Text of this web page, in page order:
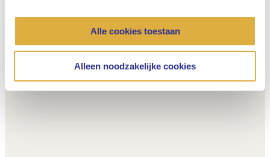
Alle cookies toestaan
Alleen noodzakelijke cookies